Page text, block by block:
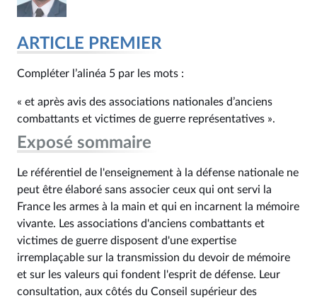
ARTICLE PREMIER
Compléter l’alinéa 5 par les mots :
« et après avis des associations nationales d’anciens
combattants et victimes de guerre représentatives ».
Exposé sommaire
Le référentiel de l'enseignement à la défense nationale ne
peut être élaboré sans associer ceux qui ont servi la
France les armes à la main et qui en incarnent la mémoire
vivante. Les associations d'anciens combattants et
victimes de guerre disposent d'une expertise
irremplaçable sur la transmission du devoir de mémoire
et sur les valeurs qui fondent l'esprit de défense. Leur
consultation, aux côtés du Conseil supérieur des